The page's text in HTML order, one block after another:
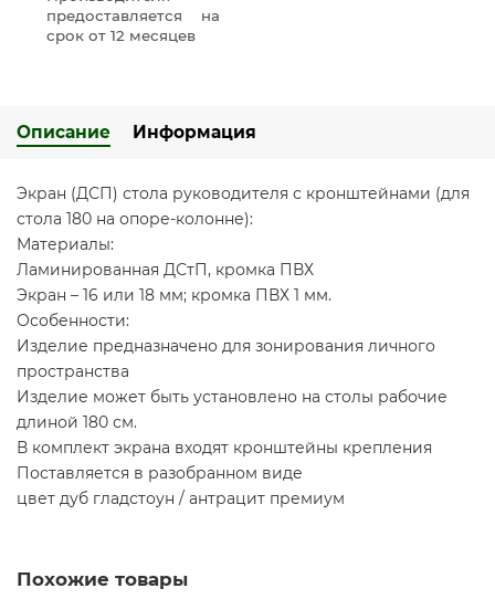
предоставляется на
срок от 12 месяцев
Описание Информация
Экран (ДСП) стола руководителя с кронштейнами (для
стола 180 на опоре-колонне):
Материалы:
Ламинированная ДСтП, кромка ПВХ
Экран – 16 или 18 мм; кромка ПВХ 1 мм.
Особенности:
Изделие предназначено для зонирования личного
пространства
Изделие может быть установлено на столы рабочие
длиной 180 см.
В комплект экрана входят кронштейны крепления
Поставляется в разобранном виде
цвет дуб гладстоун / антрацит премиум
Похожие товары